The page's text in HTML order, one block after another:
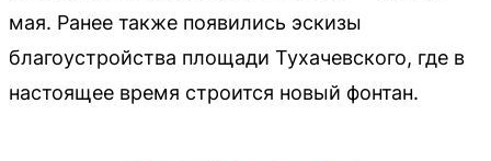
мая. Ранее также появились эскизы
благоустройства площади Тухачевского, где в
настоящее время строится новый фонтан.